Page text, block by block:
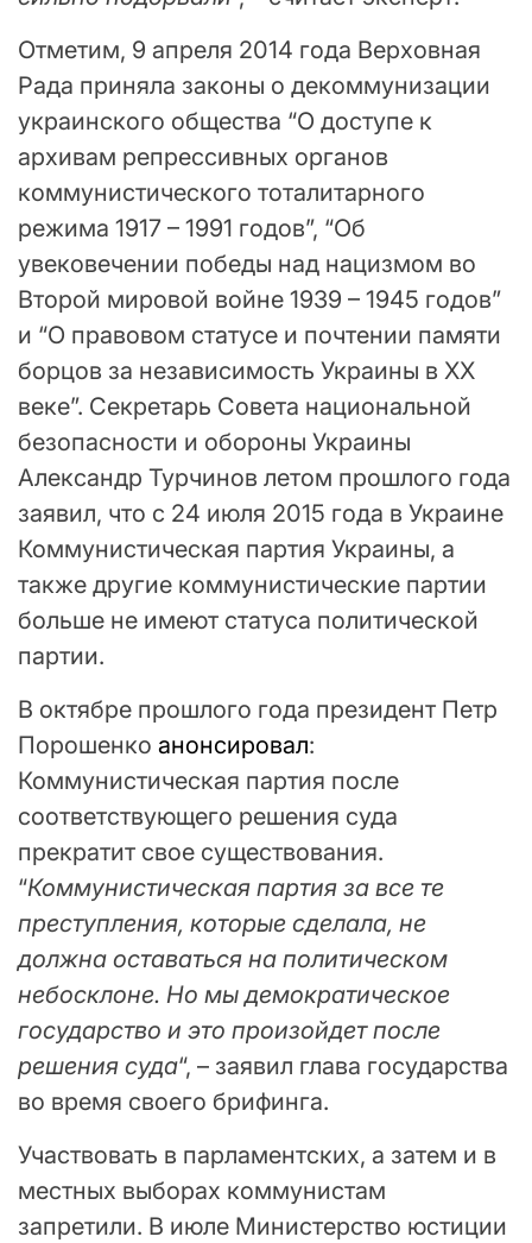
Отметим, 9 апреля 2014 года Верховная
Рада приняла законы о декоммунизации
украинского общества “О доступе к
архивам репрессивных органов
коммунистического тоталитарного
режима 1917 – 1991 годов”, “Об
увековечении победы над нацизмом во
Второй мировой войне 1939 – 1945 годов”
и “О правовом статусе и почтении памяти
борцов за независимость Украины в ХХ
веке”. Секретарь Совета национальной
безопасности и обороны Украины
Александр Турчинов летом прошлого года
заявил, что с 24 июля 2015 года в Украине
Коммунистическая партия Украины, а
также другие коммунистические партии
больше не имеют статуса политической
партии.
В октябре прошлого года президент Петр
Порошенко анонсировал:
Коммунистическая партия после
соответствующего решения суда
прекратит свое существования.
“Коммунистическая партия за все те
преступления, которые сделала, не
должна оставаться на политическом
небосклоне. Но мы демократическое
государство и это произойдет после
решения суда“, – заявил глава государства
во время своего брифинга.
Участвовать в парламентских, а затем и в
местных выборах коммунистам
запретили. В июле Министерство юстиции